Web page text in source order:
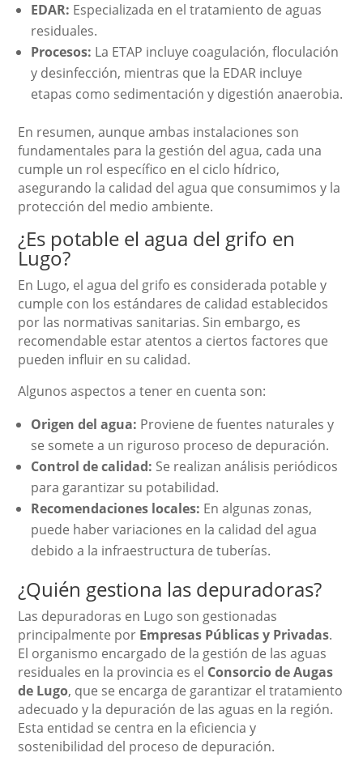
EDAR: Especializada en el tratamiento de aguas
residuales.
Procesos: La ETAP incluye coagulación, floculación
y desinfección, mientras que la EDAR incluye
etapas como sedimentación y digestión anaerobia.
En resumen, aunque ambas instalaciones son
fundamentales para la gestión del agua, cada una
cumple un rol específico en el ciclo hídrico,
asegurando la calidad del agua que consumimos y la
protección del medio ambiente.
¿Es potable el agua del grifo en
Lugo?
En Lugo, el agua del grifo es considerada potable y
cumple con los estándares de calidad establecidos
por las normativas sanitarias. Sin embargo, es
recomendable estar atentos a ciertos factores que
pueden influir en su calidad.
Algunos aspectos a tener en cuenta son:
Origen del agua: Proviene de fuentes naturales y
se somete a un riguroso proceso de depuración.
Control de calidad: Se realizan análisis periódicos
para garantizar su potabilidad.
Recomendaciones locales: En algunas zonas,
puede haber variaciones en la calidad del agua
debido a la infraestructura de tuberías.
¿Quién gestiona las depuradoras?
Las depuradoras en Lugo son gestionadas
principalmente por Empresas Públicas y Privadas.
El organismo encargado de la gestión de las aguas
residuales en la provincia es el Consorcio de Augas
de Lugo, que se encarga de garantizar el tratamiento
adecuado y la depuración de las aguas en la región.
Esta entidad se centra en la eficiencia y
sostenibilidad del proceso de depuración.